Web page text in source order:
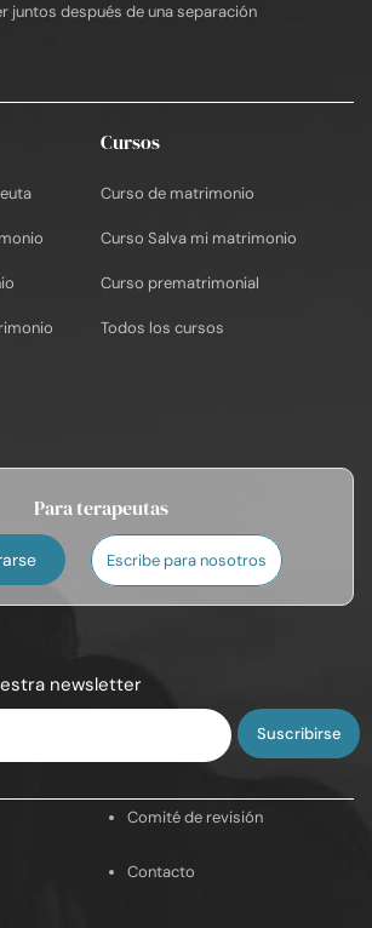
juntos después de una separación
Cursos
Curso de matrimonio
Curso Salva mi matrimonio
Curso prematrimonial
Todos los cursos
Para terapeutas
Escribe para nosotros
newsletter
Comité de revisión
Contacto